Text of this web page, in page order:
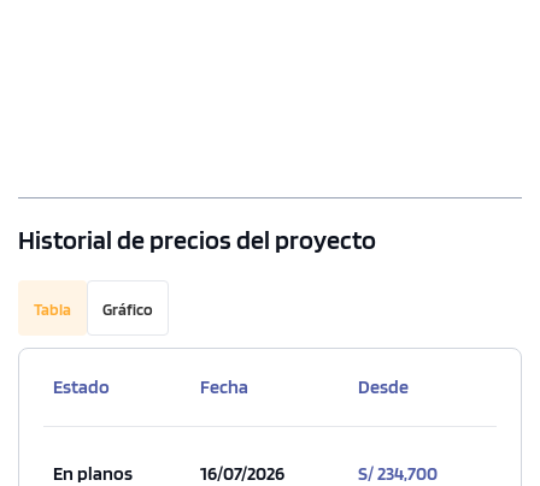
111.13 m² Piso 13
3 dorms. 3 baños
Historial de precios del proyecto
Tabla Gráfico
Estado Fecha Desde
En planos 16/07/2026 S/ 234,700